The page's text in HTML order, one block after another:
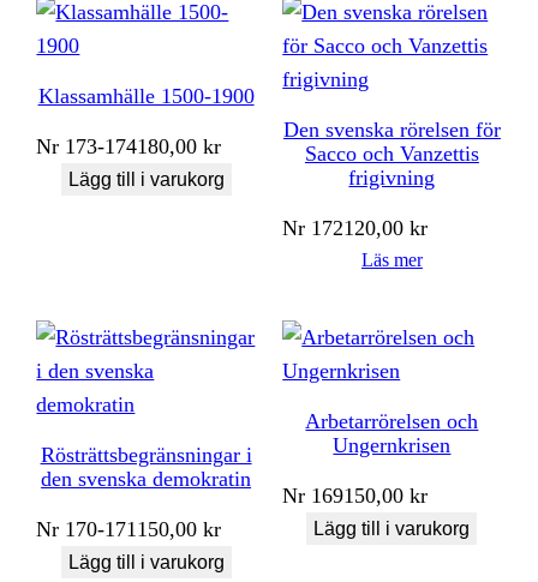
Klassamhälle 1500-1900
Nr 173-174180,00kr
Lägg till i varukorg
Den svenska rörelsen för
Sacco och Vanzettis
frigivning
Nr 172120,00kr
Läs mer
Rösträttsbegränsningar i
den svenska demokratin
Nr 170-171150,00kr
Lägg till i varukorg
Arbetarrörelsen och
Ungernkrisen
Nr 169150,00kr
Lägg till i varukorg